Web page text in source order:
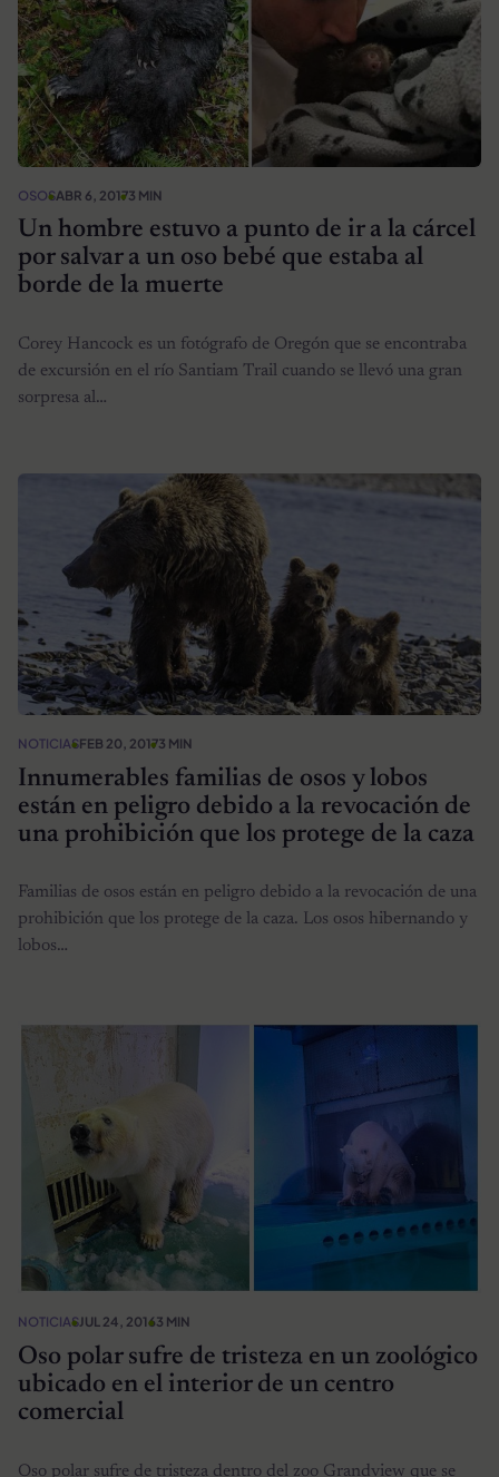
OSOSABR 6, 20173 MIN
Un hombre estuvo a punto de ir a la cárcel
por salvar a un oso bebé que estaba al
borde de la muerte
Corey Hancock es un fotógrafo de Oregón que se encontraba
de excursión en el río Santiam Trail cuando se llevó una gran
sorpresa al…
NOTICIASFEB 20, 20173 MIN
Innumerables familias de osos y lobos
están en peligro debido a la revocación de
una prohibición que los protege de la caza
Familias de osos están en peligro debido a la revocación de una
prohibición que los protege de la caza. Los osos hibernando y
lobos…
NOTICIASJUL 24, 20163 MIN
Oso polar sufre de tristeza en un zoológico
ubicado en el interior de un centro
comercial
Oso polar sufre de tristeza dentro del zoo Grandview que se